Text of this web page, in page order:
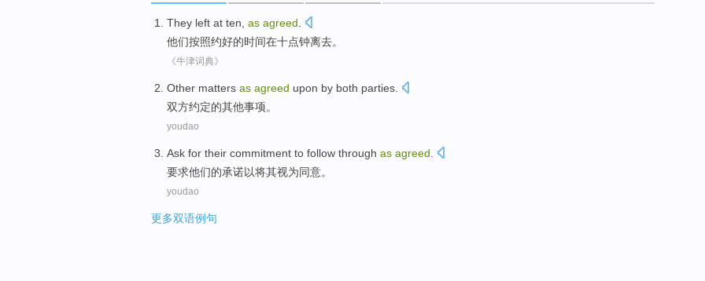
They left at ten as agreed
他们按照约好的时间在十点钟离去。
《牛津词典》
Other matters as agreed upon by both parties
双方约定的其他事项。
youdao
Ask for their commitment to follow through as agreed
要求他们的承诺以将其视为同意。
youdao
更多双语例句